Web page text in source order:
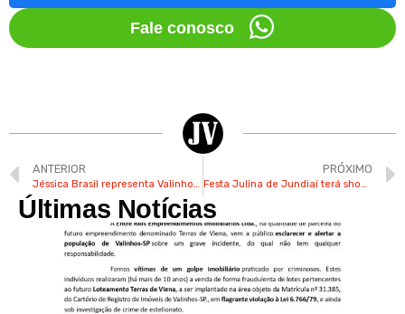
Fale conosco
ANTERIOR
Jéssica Brasil representa Valinhos em provas de longa duração
PRÓXIMO
Festa Julina de Jundiaí terá show de Henrique & Juliano e outros 8 artistas
Últimas Notícias